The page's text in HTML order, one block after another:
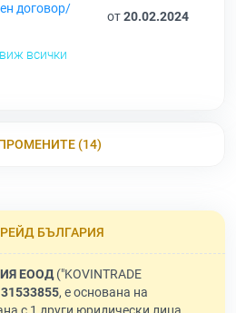
договор/
от20.02.2024
виж всички
(14)
БЪЛГАРИЯ
ЕООД("KOVINTRADE
, е основана на